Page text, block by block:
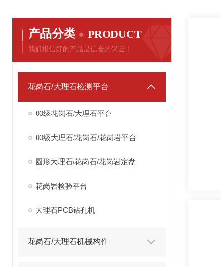
产品分类 PRODUCT
我们相信好的产品是信誉的保证！
花岗石/大理石检测平台
00级花岗石/大理石平台
00级大理石/花岗石/花岗岩平台
圆形大理石/花岗石/花岗岩定盘
花岗岩检验平台
大理石PCB钻孔机
花岗石/大理石机械构件